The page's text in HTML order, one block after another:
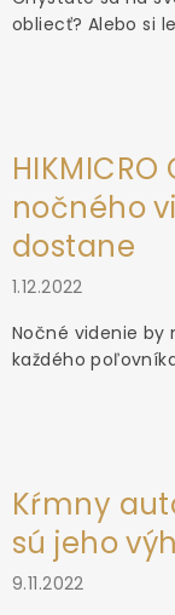
obliecť? Alebo si
nočného
dostane
1.12.2022
Nočné videnie by
každého
Kŕmny
sú jeho
9.11.2022